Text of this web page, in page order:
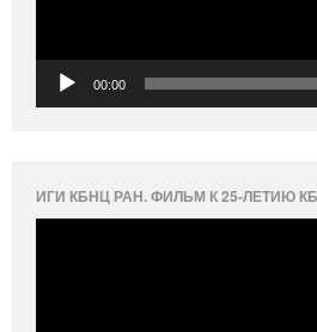
00:00
ИГИ КБНЦ РАН. ФИЛЬМ К 25-ЛЕТИЮ